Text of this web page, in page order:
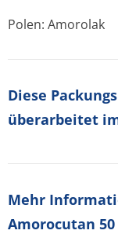
Polen: Amorolak
Diese
überarbeitet
Mehr
Amorocutan